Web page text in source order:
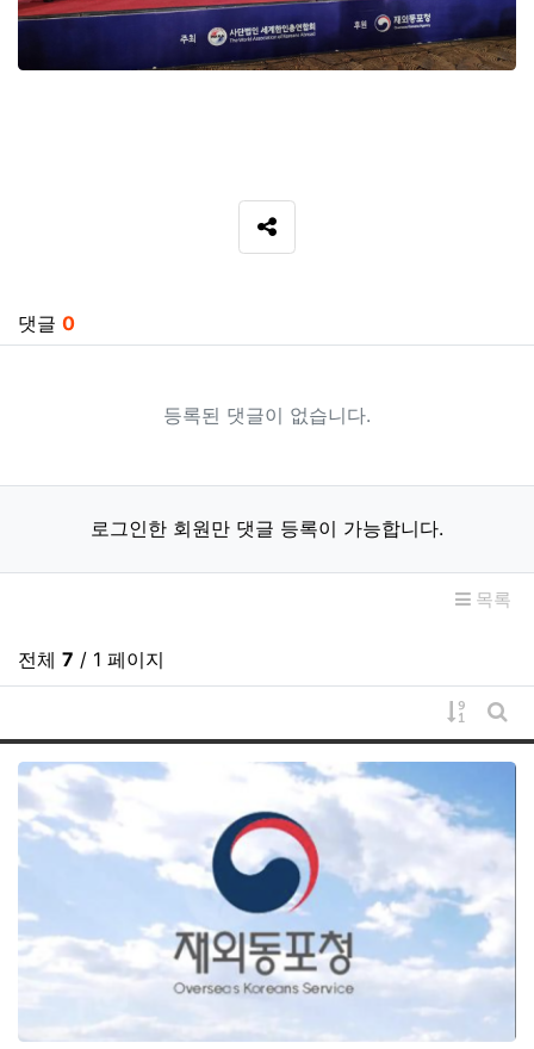
SNS 공유
댓글 0
등록된 댓글이 없습니다.
로그인한 회원만 댓글 등록이 가능합니다.
목록
전체 7 / 1 페이지
게시물
게